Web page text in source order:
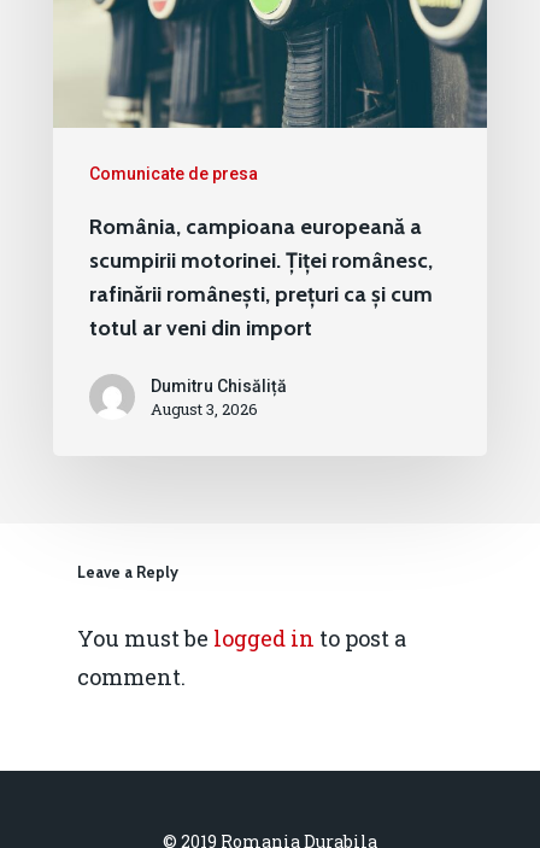
Comunicate de presa
România, campioana europeană a
scumpirii motorinei. Țiței românesc,
rafinării românești, prețuri ca și cum
totul ar veni din import
Dumitru Chisăliță
August 3, 2026
Leave a Reply
You must be logged in to post a
comment.
© 2019 Romania Durabila